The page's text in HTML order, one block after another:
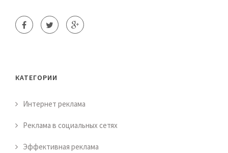
КАТЕГОРИИ
Интернет реклама
Реклама в социальных сетях
Эффективная реклама